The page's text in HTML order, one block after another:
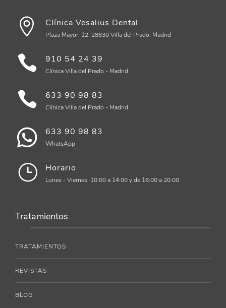
Clínica Vesalius Dental
Plaza Mayor, 12, 28630 Villa del Prado, Madrid
910 54 24 39
Clínica Villa del Prado - Madrid
633 90 98 83
Clínica Villa del Prado - Madrid
633 90 98 83
WhatsApp
Horario
Lunes - Viernes: 10:00 a 14:00 y de 16:00 a 20:00
Tratamientos
TRATAMIENTOS
REVISTAS
BLOG